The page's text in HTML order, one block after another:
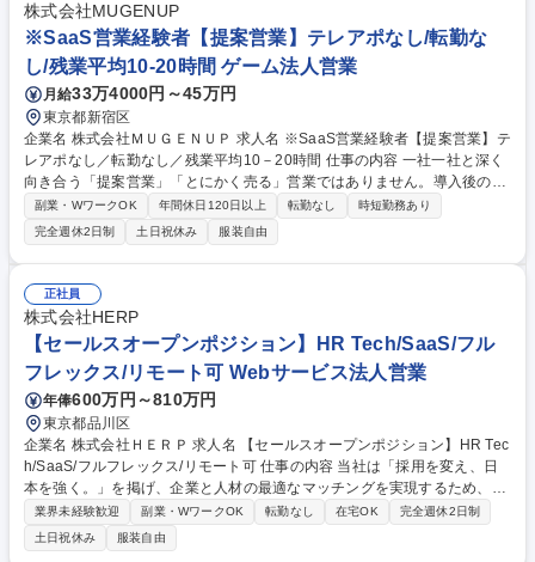
株式会社MUGENUP
※SaaS営業経験者【提案営業】テレアポなし/転勤な
し/残業平均10-20時間 ゲーム法人営業
月給33万4000円～45万円
東京都新宿区
企業名 株式会社ＭＵＧＥＮＵＰ 求人名 ※SaaS営業経験者【提案営業】テ
レアポなし／転勤なし／残業平均10－20時間 仕事の内容 一社一社と深く
向き合う「提案営業」「とにかく売る」営業ではありません。導入後のサ
ポートまで一貫して担当するため、お客様の良き相談相手（パートナー）
として関係を築いていくスタイルです。 1. お困りごとのヒアリング（提
案営業）：お問い合わせをいただいた企業様に対し、現在の制作フローや
課題を伺います。※飛び込みや無理なテレアポはありません。2. 伴走サポ
ート（カスタマーサクセス）：システム導入後、「うまく使いこなせてい
るか」「もっと効率化できる部分はないか」を定期的にフォロー。お客様
と一緒に「理想の現場」を作っていきます。■職務内容の変更範囲：会社
の定める業務 募集職種 ※SaaS営業経験者【提案営業】テレアポなし／転
勤なし／残業平均10－20時間
副業・WワークOK 年間休日120日以上 転勤なし
時短勤務あり
完全週休2日制
土日祝休み 服装自由
正社員
株式会社HERP
【セールスオープンポジション】HR Tech/SaaS/フル
フレックス/リモート可 Webサービス法人営業
年俸600万円～810万円
東京都品川区
企業名 株式会社ＨＥＲＰ 求人名 【セールスオープンポジション】HR Tec
h/SaaS/フルフレックス/リモート可 仕事の内容 当社は「採用を変え、日
本を強く。」を掲げ、企業と人材の最適なマッチングを実現するため、複
数のサービスを展開するHR Tech企業です。そんな当社のセールスオープ
ンポジション求人です。 採用のあり方を本質から変えるべく、2つのプロ
ダクトを軸にセールス組織を強化しています。 『HERP Hire』：企業の
業界未経験歓迎 副業・WワークOK 転勤なし 在宅OK
完全週休2日制
土日祝休み
服装自由